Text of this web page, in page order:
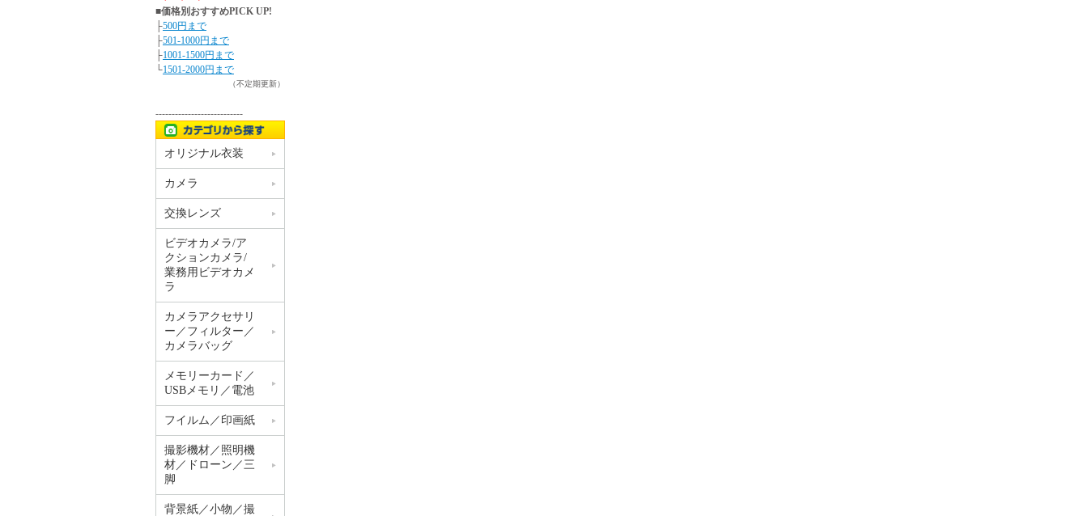
■価格別おすすめPICK UP!
├500円まで
├501-1000円まで
├1001-1500円まで
└1501-2000円まで
（不定期更新）
---------------------------
オリジナル衣装
カメラ
交換レンズ
ビデオカメラ/ア
クションカメラ/
業務用ビデオカメ
ラ
カメラアクセサリ
ー／フィルター／
カメラバッグ
メモリーカード／
USBメモリ／電池
フイルム／印画紙
撮影機材／照明機
材／ドローン／三
脚
背景紙／小物／撮